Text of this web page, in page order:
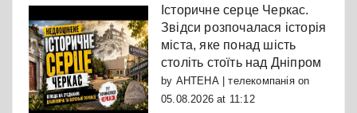
Історичне серце Черкас.
Звідси розпочалася історія
міста, яке понад шість
століть стоїть над Дніпром
by АНТЕНА | телекомпаніяon
05.08.2026 at 11:12